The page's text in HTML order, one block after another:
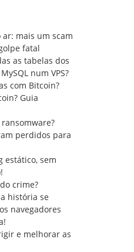
ar: mais um scam
fatal
as tabelas dos
num VPS?
com Bitcoin?
Guia
perdidos para
estático, sem
crime?
história se
navegadores
e melhorar as